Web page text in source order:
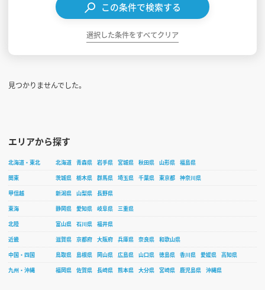
この条件で検索する
選択した条件をすべてクリア
見つかりませんでした。
エリアから探す
北海道・東北 北海道 青森県 岩手県 宮城県 秋田県 山形県
福島県
関東
茨城県 栃木県 群馬県 埼玉県 千葉県 東京都
神奈川県
甲信越
新潟県 山梨県
長野県
東海
静岡県 愛知県 岐阜県
三重県
北陸
富山県 石川県
福井県
近畿
滋賀県 京都府 大阪府 兵庫県 奈良県
和歌山県
中国・四国
鳥取県 島根県 岡山県 広島県 山口県 徳島県 香川県 愛媛県
高知県
九州・沖縄
福岡県 佐賀県 長崎県 熊本県 大分県 宮崎県 鹿児島県 沖縄県